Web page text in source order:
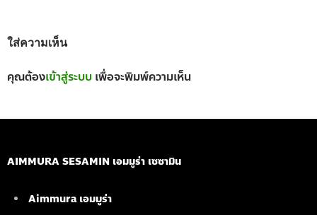
ใส่ความเห็น
คุณต้องเข้าสู่ระบบ เพื่อจะพิมพ์ความเห็น
AIMMURA SESAMIN เอมมูร่า เซซามิน
Aimmura เอมมูร่า